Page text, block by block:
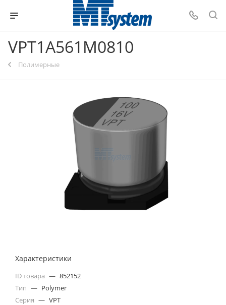
VPT1A561M0810
Полимерные
Характеристики
ID товара — 852152
Тип — Polymer
Серия — VPT